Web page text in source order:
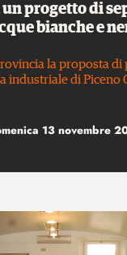
progetto di
bianche e
la proposta
industriale di Piceno
13 novembre